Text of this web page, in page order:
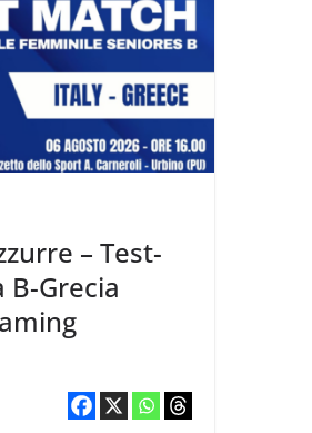
– Test-
Grecia